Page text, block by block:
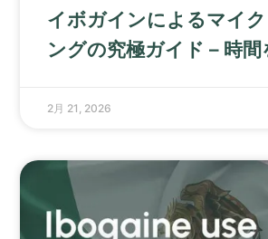
イボガインによるマイ
ングの究極ガイド – 時間
2月 21, 2026